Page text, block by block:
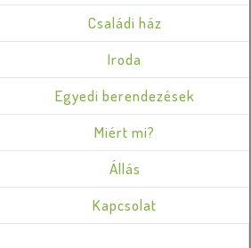
Családi ház
Iroda
Egyedi berendezések
Miért mi?
Állás
Kapcsolat